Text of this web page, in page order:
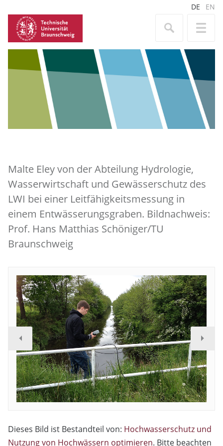
DE EN
Malte Eley von der Abteilung Hydrologie,
Wasserwirtschaft und Gewässerschutz des
LWI bei einer Leitfähigkeitsmessung in
einem Entwässerungsgraben. Bildnachweis:
Prof. Hans Matthias Schöniger/TU
Braunschweig
Dieses Bild ist Bestandteil von: Hochwasserschutz und
Nutzung von Hochwässern optimieren. Bitte beachten